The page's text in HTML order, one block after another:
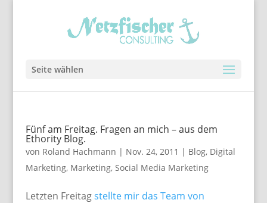
Seite wählen
Fünf am Freitag. Fragen an mich – aus dem
Ethority Blog.
von Roland Hachmann | Nov. 24, 2011 | Blog, Digital
Marketing, Marketing, Social Media Marketing
Letzten Freitagstellte mir das Team von